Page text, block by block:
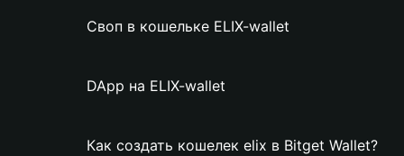
Своп в кошельке ELIX-wallet
DApp на ELIX-wallet
Как создать кошелек elix в Bitget Wallet?